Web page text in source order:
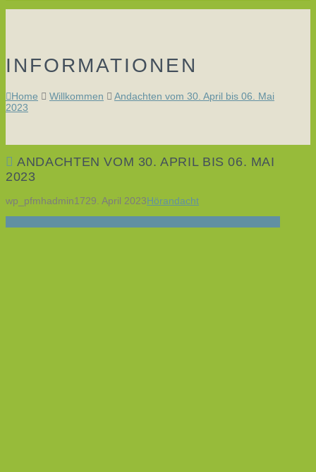
INFORMATIONEN
Home Willkommen
Andachten vom 30. April bis 06. Mai
2023
ANDACHTEN VOM 30. APRIL BIS 06. MAI
2023
wp_pfmhadmin1729. April 2023Hörandacht